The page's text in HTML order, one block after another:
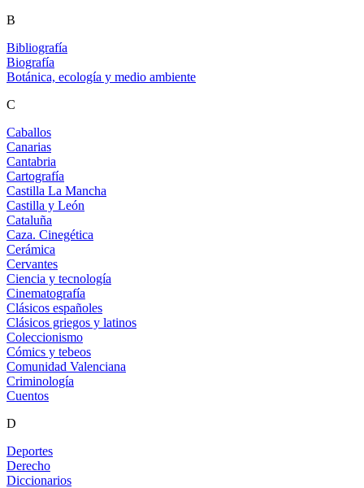
B
Bibliografía
Biografía
Botánica, ecología y medio ambiente
C
Caballos
Canarias
Cantabria
Cartografía
Castilla La Mancha
Castilla y León
Cataluña
Caza. Cinegética
Cerámica
Cervantes
Ciencia y tecnología
Cinematografía
Clásicos españoles
Clásicos griegos y latinos
Coleccionismo
Cómics y tebeos
Comunidad Valenciana
Criminología
Cuentos
D
Deportes
Derecho
Diccionarios